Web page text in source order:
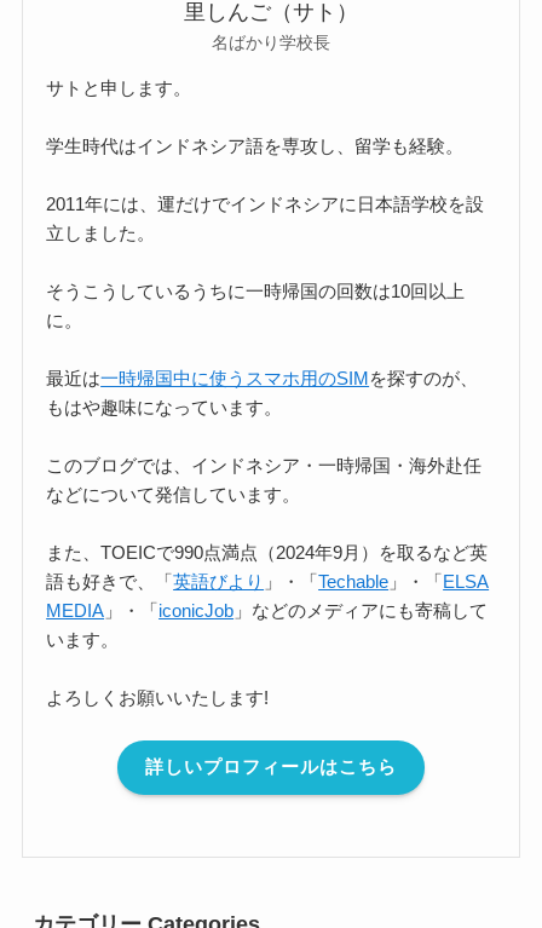
里しんご（サト）
名ばかり学校長
サトと申します。
学生時代はインドネシア語を専攻し、留学も経験。
2011年には、運だけでインドネシアに日本語学校を設
立しました。
そうこうしているうちに一時帰国の回数は10回以上
に。
最近は一時帰国中に使うスマホ用のSIMを探すのが、
もはや趣味になっています。
このブログでは、インドネシア・一時帰国・海外赴任
などについて発信しています。
また、TOEICで990点満点（2024年9月）を取るなど英
語も好きで、「英語びより 」・「Techable 」・「ELSA
MEDIA 」・「iconicJob 」などのメディアにも寄稿して
います。
よろしくお願いいたします!
詳しいプロフィールはこちら